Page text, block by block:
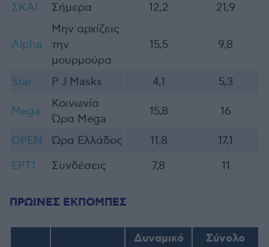
ΣΚΑΙ
Σήμερα 12,2 21,9
Alpha
Μην αρχίζεις
την
μουρμούρα
15,5 9,8
Star P J Masks 4,1 5,3
Mega
Κοινωνία
Ώρα Mega
15,8 16
OPEN Ώρα Ελλάδος 11,8
17,1
ΕΡΤ1
Συνδέσεις 7,8 11
ΠΡΩΙΝΕΣ ΕΚΠΟΜΠΕΣ
Δυναμικό Σύνολο